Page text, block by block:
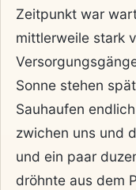
Zeitpunkt war
mittlerweile stark
Sonne stehen
Sauhaufen
zwichen uns und
und ein paar
dröhnte aus dem